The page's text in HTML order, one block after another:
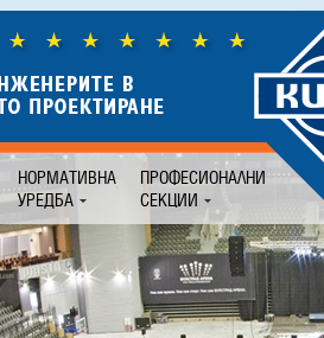
НОРМАТИВНА
УРЕДБА
ПРОФЕСИОНАЛНИ
СЕКЦИИ